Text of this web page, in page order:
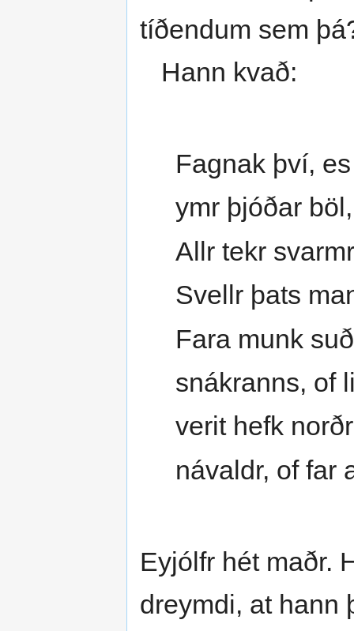
tíðendum sem
Hann kvað:
Fagnak því,
ymr þjóðar
Allr tekr
Svellr þats
Fara munk
snákranns, of
verit hefk
návaldr, of far
Eyjólfr hét maðr.
dreymdi, at hann